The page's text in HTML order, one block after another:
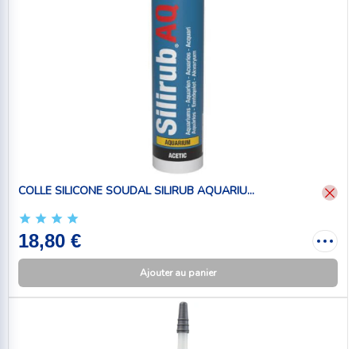
COLLE SILICONE SOUDAL SILIRUB AQUARIU...
18,80 €
Ajouter au panier